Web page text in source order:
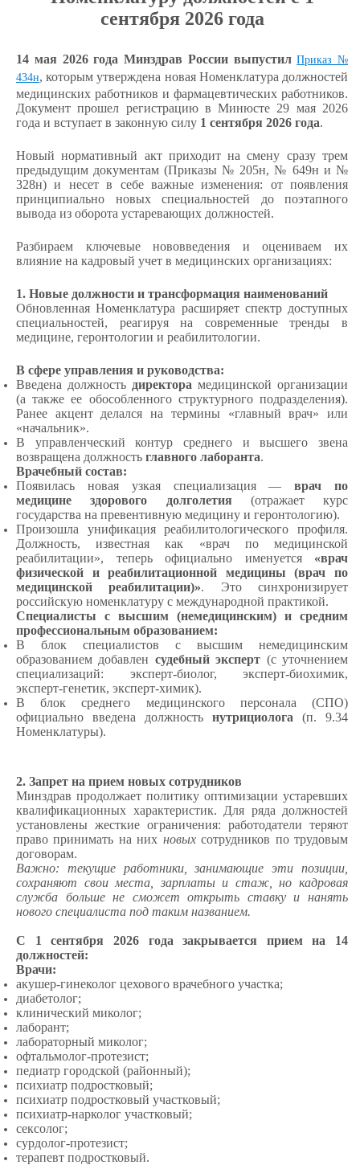
сентября 2026 года
14 мая 2026 года Минздрав России выпустилПриказ №
434н, которым утверждена новая Номенклатура должностей
медицинских работников и фармацевтических работников.
Документ прошел регистрацию в Минюсте 29 мая 2026
года и вступает в законную силу 1 сентября 2026 года.
Новый нормативный акт приходит на смену сразу трем
предыдущим документам (Приказы № 205н, № 649н и №
328н) и несет в себе важные изменения: от появления
принципиально новых специальностей до поэтапного
вывода из оборота устаревающих должностей.
Разбираем ключевые нововведения и оцениваем их
влияние на кадровый учет в медицинских организациях:
1. Новые должности и трансформация наименований
Обновленная Номенклатура расширяет спектр доступных
специальностей, реагируя на современные тренды в
медицине, геронтологии и реабилитологии.
В сфере управления и руководства:
Введена должность директора медицинской организации
(а также ее обособленного структурного подразделения).
Ранее акцент делался на термины «главный врач» или
«начальник».
В управленческий контур среднего и высшего звена
возвращена должность главного лаборанта.
Врачебный состав:
Появилась новая узкая специализация —врач по
медицине здорового долголетия (отражает курс
государства на превентивную медицину и геронтологию).
Произошла унификация реабилитологического профиля.
Должность, известная как «врач по медицинской
реабилитации», теперь официально именуется «врач
физической и реабилитационной медицины (врач по
медицинской реабилитации)». Это синхронизирует
российскую номенклатуру с международной практикой.
Специалисты с высшим (немедицинским) и средним
профессиональным образованием:
В блок специалистов с высшим немедицинским
образованием добавлен судебный эксперт (с уточнением
специализаций: эксперт-биолог, эксперт-биохимик,
эксперт-генетик, эксперт-химик).
В блок среднего медицинского персонала (СПО)
официально введена должность нутрициолога (п. 9.34
Номенклатуры).
2. Запрет на прием новых сотрудников
Минздрав продолжает политику оптимизации устаревших
квалификационных характеристик. Для ряда должностей
установлены жесткие ограничения: работодатели теряют
право принимать на них новыхсотрудников по трудовым
договорам.
Важно: текущие работники, занимающие эти позиции,
сохраняют свои места, зарплаты и стаж, но кадровая
служба больше не сможет открыть ставку и нанять
нового специалиста под таким названием.
С 1 сентября 2026 года закрывается прием на 14
должностей:
Врачи:
акушер-гинеколог цехового врачебного участка;
диабетолог;
клинический миколог;
лаборант;
лабораторный миколог;
офтальмолог-протезист;
педиатр городской (районный);
психиатр подростковый;
психиатр подростковый участковый;
психиатр-нарколог участковый;
сексолог;
сурдолог-протезист;
терапевт подростковый.